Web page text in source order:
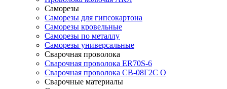
Саморезы
Саморезы для гипсокартона
Саморезы кровельные
Саморезы по металлу
Саморезы универсальные
Сварочная проволока
Сварочная проволока ER70S-6
Сварочная проволока СВ-08Г2С О
Сварочные материалы